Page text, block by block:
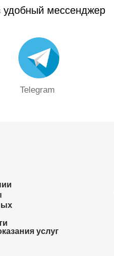
удобный мессенджер
Telegram
услуг